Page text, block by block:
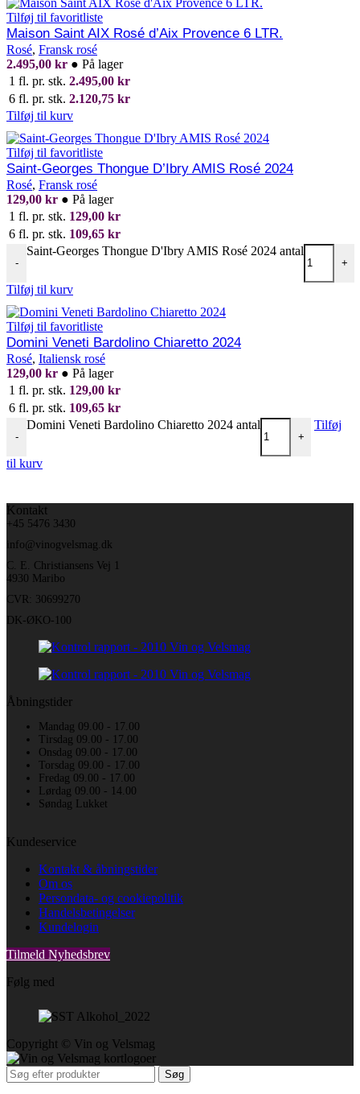
Tilføj til favoritliste
Maison Saint AIX Rosé d’Aix Provence 6 LTR.
Rosé, Fransk rosé
2.495,00 kr ● På lager
1 fl. pr. stk. 2.495,00 kr
6 fl. pr. stk. 2.120,75 kr
Tilføj til kurv
Tilføj til favoritliste
Saint-Georges Thongue D’Ibry AMIS Rosé 2024
Rosé, Fransk rosé
129,00 kr ● På lager
1 fl. pr. stk. 129,00 kr
6 fl. pr. stk. 109,65 kr
-
Saint-Georges Thongue D'Ibry AMIS Rosé 2024 antal
+
Tilføj til kurv
Tilføj til favoritliste
Domini Veneti Bardolino Chiaretto 2024
Rosé, Italiensk rosé
129,00 kr ● På lager
1 fl. pr. stk. 129,00 kr
6 fl. pr. stk. 109,65 kr
-
Domini Veneti Bardolino Chiaretto 2024 antal
+
Tilføj
til kurv
Kontakt
+45 5476 3430
info@vinogvelsmag.dk
C. E. Christiansens Vej 1
4930 Maribo
CVR: 30699270
DK-ØKO-100
Åbningstider
Mandag 09.00 - 17.00
Tirsdag 09.00 - 17.00
Onsdag 09.00 - 17.00
Torsdag 09.00 - 17.00
Fredag 09.00 - 17.00
Lørdag 09.00 - 14.00
Søndag Lukket
Kundeservice
Kontakt & åbningstider
Om os
Persondata- og cookiepolitik
Handelsbetingelser
Kundelogin
Tilmeld Nyhedsbrev
Følg med
Copyright © Vin og Velsmag
Søg